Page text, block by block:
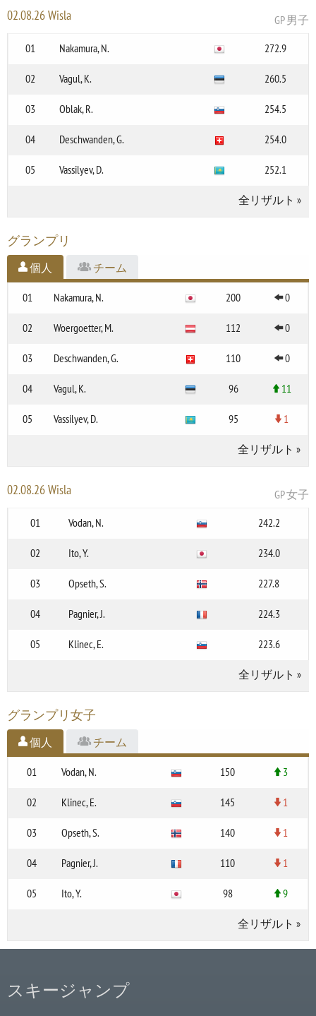
02.08.26 Wisla
GP 男子
01
Nakamura, N. 272.9
02 Vagul, K. 260.5
03 Oblak, R. 254.5
04 Deschwanden, G. 254.0
05 Vassilyev, D. 252.1
全リザルト »
グランプリ
個人 チーム
01 Nakamura, N. 200 0
02 Woergoetter, M. 112 0
03 Deschwanden, G. 110 0
04 Vagul, K. 96 11
05 Vassilyev, D. 95 1
全リザルト »
02.08.26 Wisla
GP 女子
01
Vodan, N. 242.2
02 Ito, Y. 234.0
03 Opseth, S. 227.8
04 Pagnier, J. 224.3
05 Klinec, E. 223.6
全リザルト »
グランプリ女子
個人 チーム
01 Vodan, N. 150 3
02 Klinec, E. 145 1
03 Opseth, S. 140 1
04 Pagnier, J. 110 1
05 Ito, Y. 98 9
全リザルト »
スキージャンプ